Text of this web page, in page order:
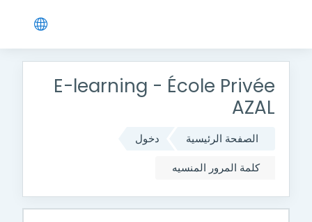
E-learning - École Privée
AZAL
الصفحة الرئيسية
دخول
كلمة المرور المنسيه